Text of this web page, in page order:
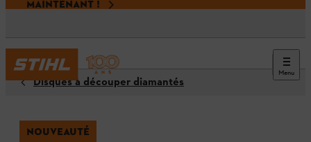
MAINTENANT !
Menu
Disques à découper diamantés
NOUVEAUTÉ